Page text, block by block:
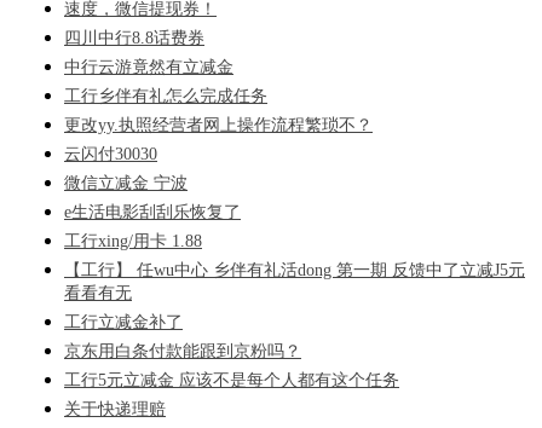
速度，微信提现券！
四川中行8.8话费券
中行云游竟然有立减金
工行乡伴有礼怎么完成任务
更改yy.执照经营者网上操作流程繁琐不？
云闪付30030
微信立减金 宁波
e生活电影刮刮乐恢复了
工行xing/用卡 1.88
【工行】 任wu中心 乡伴有礼活dong 第一期 反馈中了立减J5元
看看有无
工行立减金补了
京东用白条付款能跟到京粉吗？
工行5元立减金 应该不是每个人都有这个任务
关于快递理赔